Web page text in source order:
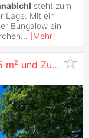
steht zum
Lage. Mit ein
Bungalow ein
... [Mehr]
Auto-Lager udgl-HALLE mit ca. 1.085 m² und Zufahrt für Fahrzeuge in